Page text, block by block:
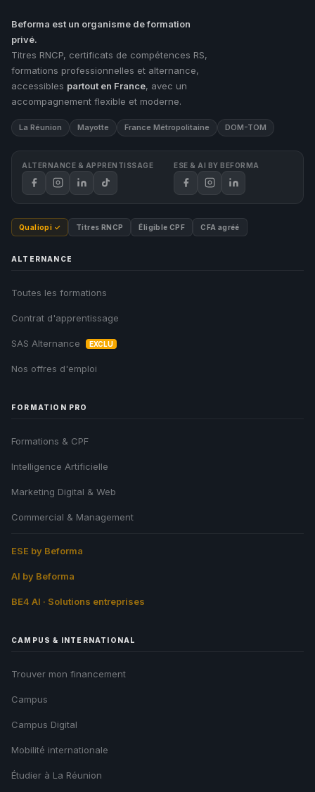
Beforma est un organisme de formation
privé.
Titres RNCP, certificats de compétences RS,
formations professionnelles et alternance,
accessibles partout en France, avec un
accompagnement flexible et moderne.
La Réunion Mayotte France Métropolitaine DOM-TOM
ALTERNANCE & APPRENTISSAGE ESE & AI BY BEFORMA
Qualiopi ✓ Titres RNCP Éligible CPF CFA agréé
ALTERNANCE
Toutes les formations
Contrat d'apprentissage
SAS Alternance EXCLU
Nos offres d'emploi
FORMATION PRO
Formations & CPF
Intelligence Artificielle
Marketing Digital & Web
Commercial & Management
ESE by Beforma
AI by Beforma
BE4 AI · Solutions entreprises
CAMPUS & INTERNATIONAL
Trouver mon financement
Campus
Campus Digital
Mobilité internationale
Étudier à La Réunion